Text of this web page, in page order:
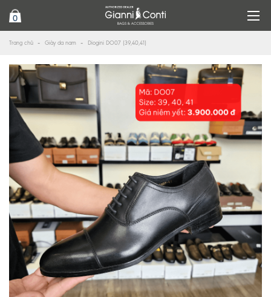
0
Trang chủ Giày da nam Diogini DO07 (39,40,41)